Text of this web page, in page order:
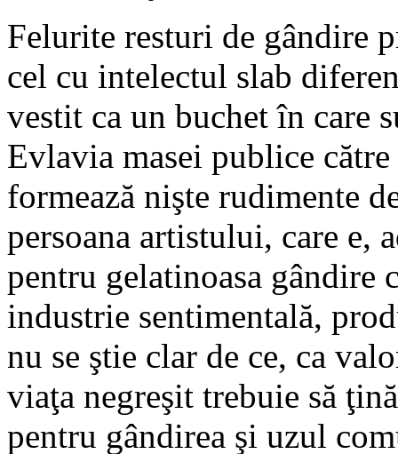
Felurite resturi de gândire
cel cu intelectul slab
vestit ca un buchet în care
Evlavia masei publice către
formează nişte rudimente
persoana artistului, care e,
pentru gelatinoasa gândire
industrie sentimentală,
nu se ştie clar de ce, ca
viaţa negreşit trebuie să
pentru gândirea şi uzul